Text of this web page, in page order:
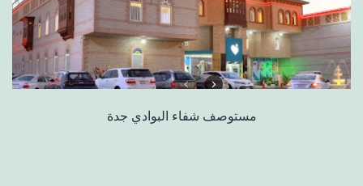
مستوصف شفاء البوادي جدة